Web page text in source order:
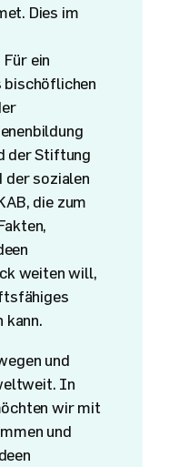
Dies im
ein
bischöflichen
der Stiftung
der sozialen
die zum
weiten will,
kann.
und
In
wir mit
und